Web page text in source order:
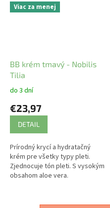
Viac za menej
BB krém tmavý - Nobilis
Tilia
do 3 dní
€23,97
DETAIL
Prírodný krycí a hydratačný
krém pre všetky typy pleti.
Zjednocuje tón pleti. S vysokým
obsahom aloe vera.